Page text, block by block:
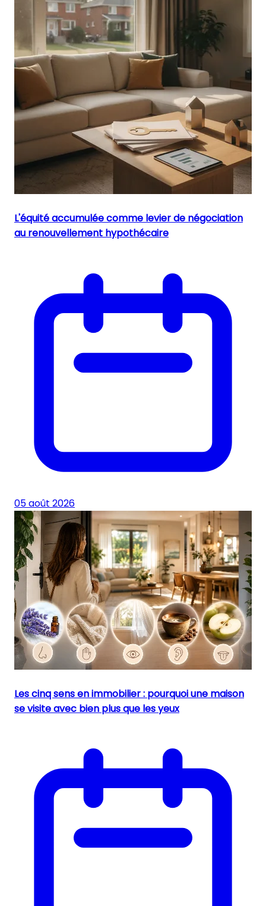
L'équité accumulée comme levier de négociation
au renouvellement hypothécaire
05 août 2026
Les cinq sens en immobilier : pourquoi une maison
se visite avec bien plus que les yeux